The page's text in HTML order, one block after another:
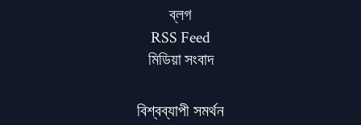
ব্লগ
RSS Feed
মিডিয়া সংবাদ
বিশ্বব্যাপী সমর্থন